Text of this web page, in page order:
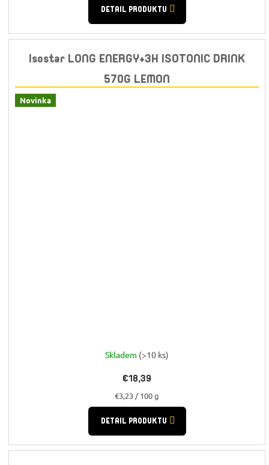
DETAIL PRODUKTU
Isostar LONG ENERGY+3H ISOTONIC DRINK
570G LEMON
Novinka
Skladem (>10 ks)
€18,39
Jednotková
cena:
€3,23 / 100 g
DETAIL PRODUKTU